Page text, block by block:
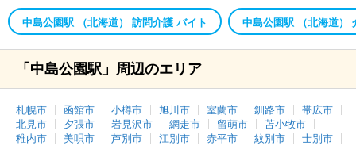
中島公園駅 （北海道） 訪問介護 バイト 中島公園駅 （北海道）
「中島公園駅」周辺のエリア
札幌市 函館市 小樽市 旭川市 室蘭市 釧路市
帯広市
北見市
夕張市 岩見沢市 網走市 留萌市
苫小牧市
稚内市
美唄市 芦別市 江別市 赤平市 紋別市
士別市